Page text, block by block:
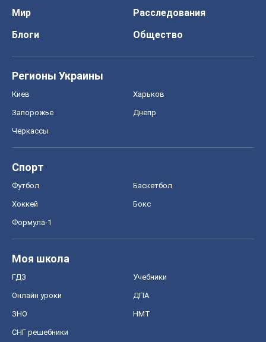
Мир
Расследования
Блоги
Общество
Регионы Украины
Киев Харьков
Запорожье Днепр
Черкассы
Спорт
Футбол Баскетбол
Хоккей Бокс
Формула-1
Моя школа
ГДЗ Учебники
Онлайн уроки ДПА
ЗНО НМТ
СНГ решебники